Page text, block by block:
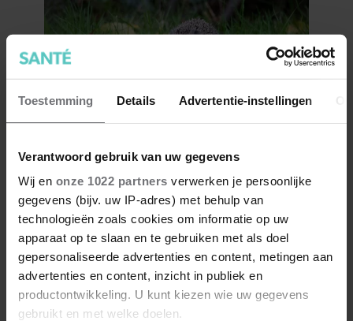
Toestemming Details Advertentie-instellingen
Verantwoord gebruik van uw gegevens
Wij en onze 1022 partners verwerken je persoonlijke
gegevens (bijv. uw IP-adres) met behulp van
technologieën zoals cookies om informatie op uw
apparaat op te slaan en te gebruiken met als doel
gepersonaliseerde advertenties en content, metingen aan
advertenties en content, inzicht in publiek en
productontwikkeling. U kunt kiezen wie uw gegevens
gebruikt en met welke doelen.
Zo creëer je een
egelvriendelijke tuin in 5
eenvoudige stappen